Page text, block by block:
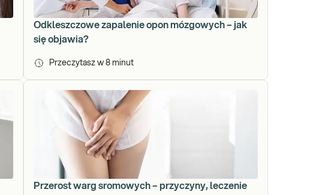
Odkleszczowe zapalenie opon mózgowych – jak
się objawia?
Przeczytasz w 8 minut
Przerost warg sromowych – przyczyny, leczenie